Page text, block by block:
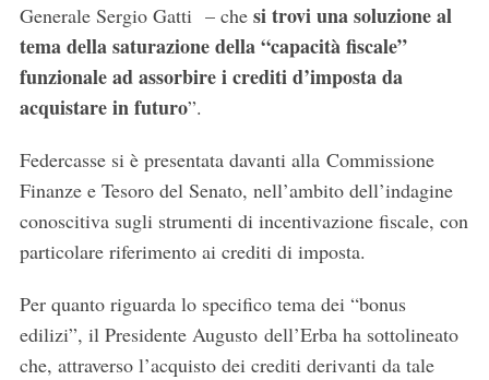
Generale Sergio Gatti – che si trovi una soluzione al
tema della saturazione della “capacità fiscale”
funzionale ad assorbire i crediti d’imposta da
acquistare in futuro”.
Federcasse si è presentata davanti alla Commissione
Finanze e Tesoro del Senato, nell’ambito dell’indagine
conoscitiva sugli strumenti di incentivazione fiscale, con
particolare riferimento ai crediti di imposta.
Per quanto riguarda lo specifico tema dei “bonus
edilizi”, il Presidente Augusto dell’Erba ha sottolineato
che, attraverso l’acquisto dei crediti derivanti da tale